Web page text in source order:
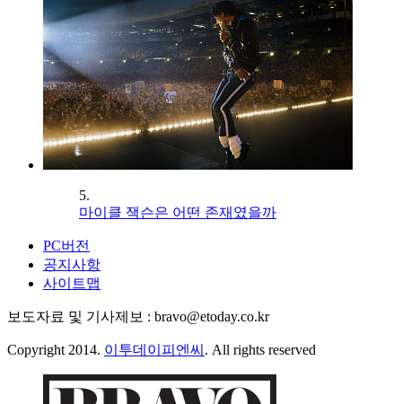
5.
마이클 잭슨은 어떤 존재였을까
PC버전
공지사항
사이트맵
보도자료 및 기사제보 : bravo@etoday.co.kr
Copyright 2014. 이투데이피엔씨 . All rights reserved